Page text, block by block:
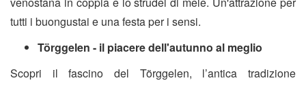
tutti i buongustai e una festa per i sensi.
Törggelen - il piacere dell'autunno al meglio
Scopri il fascino del
Törggelen, l’antica tradizione